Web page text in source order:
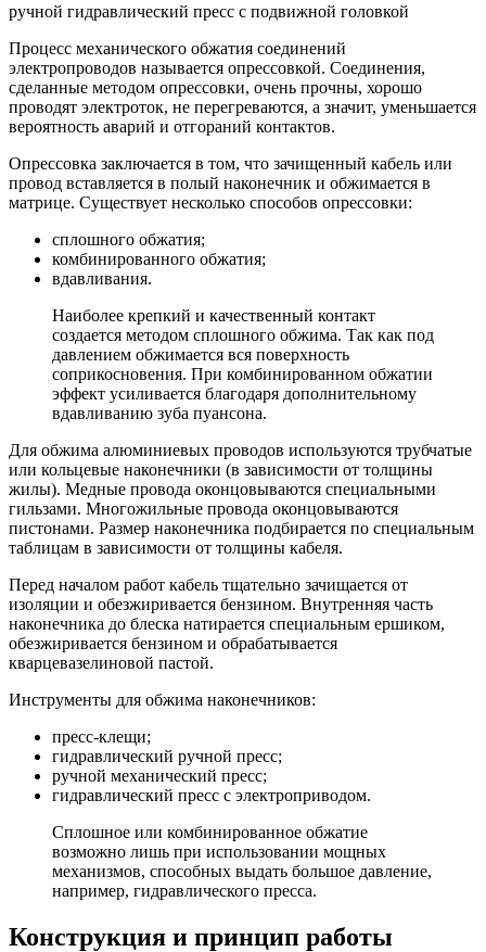
ручной гидравлический пресс с подвижной головкой
Процесс механического обжатия соединений
электропроводов называется опрессовкой. Соединения,
сделанные методом опрессовки, очень прочны, хорошо
проводят электроток, не перегреваются, а значит, уменьшается
вероятность аварий и отгораний контактов.
Опрессовка заключается в том, что зачищенный кабель или
провод вставляется в полый наконечник и обжимается в
матрице. Существует несколько способов опрессовки:
сплошного обжатия;
комбинированного обжатия;
вдавливания.
Наиболее крепкий и качественный контакт
создается методом сплошного обжима. Так как под
давлением обжимается вся поверхность
соприкосновения. При комбинированном обжатии
эффект усиливается благодаря дополнительному
вдавливанию зуба пуансона.
Для обжима алюминиевых проводов используются трубчатые
или кольцевые наконечники (в зависимости от толщины
жилы). Медные провода оконцовываются специальными
гильзами. Многожильные провода оконцовываются
пистонами. Размер наконечника подбирается по специальным
таблицам в зависимости от толщины кабеля.
Перед началом работ кабель тщательно зачищается от
изоляции и обезжиривается бензином. Внутренняя часть
наконечника до блеска натирается специальным ершиком,
обезжиривается бензином и обрабатывается
кварцевазелиновой пастой.
Инструменты для обжима наконечников:
пресс-клещи;
гидравлический ручной пресс;
ручной механический пресс;
гидравлический пресс с электроприводом.
Сплошное или комбинированное обжатие
возможно лишь при использовании мощных
механизмов, способных выдать большое давление,
например, гидравлического пресса.
Конструкция и принцип работы